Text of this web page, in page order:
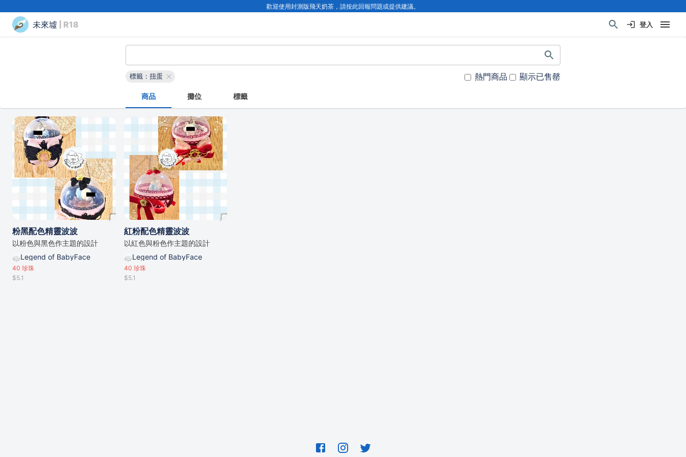
歡迎使用封測版飛天奶茶，請按此回報問題或提供建議。
未來墟 | R18 登入
標籤：扭蛋 熱門商品 顯示已售罄
商品 攤位 標籤
粉黑配色精靈波波
以粉色與黑色作主題的設計
Legend of BabyFace
40 珍珠
$5.1
紅粉配色精靈波波
以紅色與粉色作主題的設計
Legend of BabyFace
40 珍珠
$5.1